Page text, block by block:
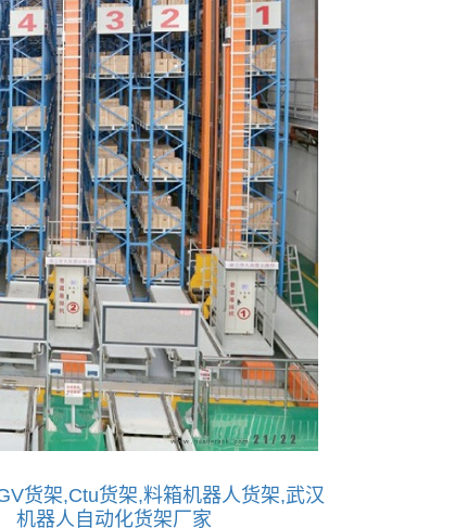
货架,Ctu货架,料箱机器人货架,武汉
机器人自动化货架厂家